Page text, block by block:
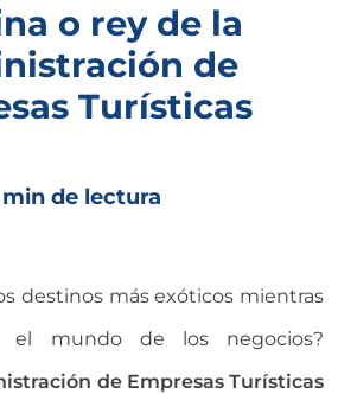
o rey de la
de
Turísticas
de lectura
destinos más exóticos mientras
el mundo de los negocios?
de Empresas Turísticas